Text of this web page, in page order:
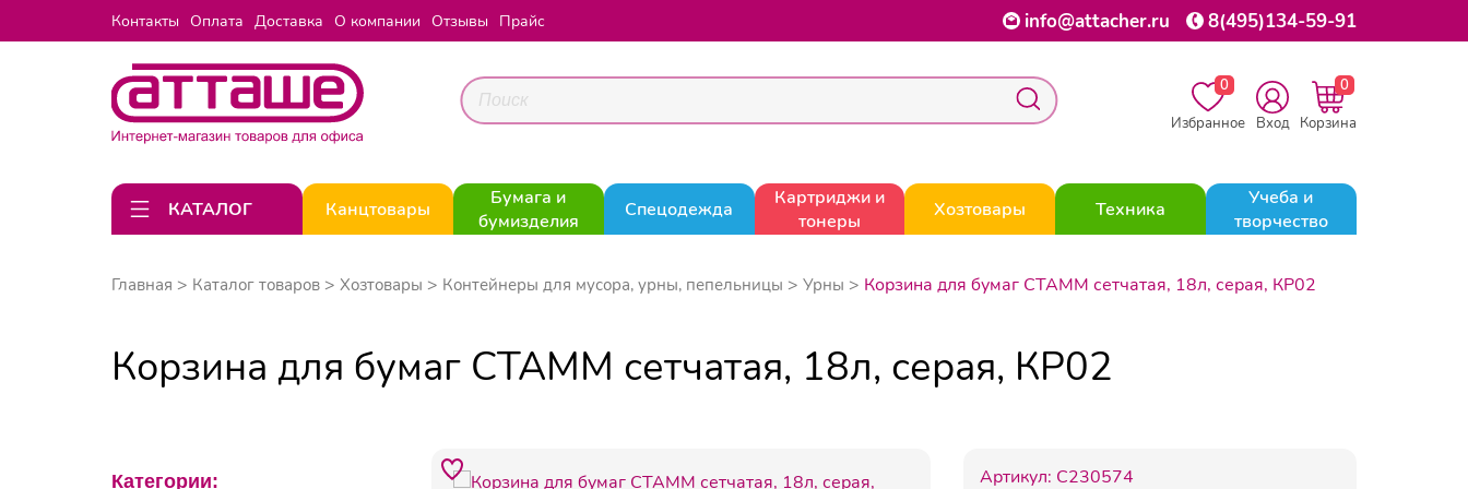
Контакты Оплата Доставка О компании Отзывы Прайс info@attacher.ru 8(495)134-59-91
0
Избранное
Вход
0
Корзина
КАТАЛОГ Канцтовары
Бумага и
бумизделия
Спецодежда
Картриджи и
тонеры
Хозтовары Техника
Учеба и
творчество
Главная Каталог товаров Хозтовары Контейнеры для мусора, урны, пепельницы Урны Корзина для бумаг СТАММ сетчатая, 18л, серая, КР02
Категории:
Корзина для бумаг СТАММ сетчатая, 18л, серая, КР02
Артикул: C230574